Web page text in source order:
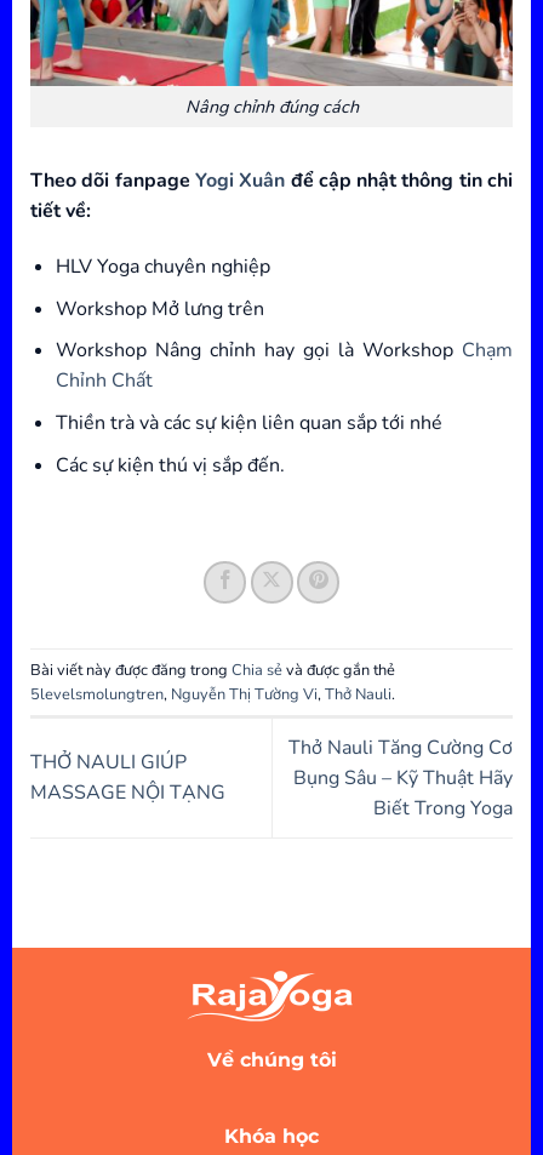
Nâng chỉnh đúng cách
Theo dõi fanpage Yogi Xuân để cập nhật thông tin chi
tiết về:
HLV Yoga chuyên nghiệp
Workshop Mở lưng trên
Workshop Nâng chỉnh hay gọi là Workshop Chạm
Chỉnh Chất
Thiền trà và các sự kiện liên quan sắp tới nhé
Các sự kiện thú vị sắp đến.
Bài viết này được đăng trong Chia sẻvà được gắn thẻ
5levelsmolungtren, Nguyễn Thị Tường Vi,Thở Nauli.
THỞ NAULI GIÚP
MASSAGE NỘI TẠNG
Thở Nauli Tăng Cường Cơ
Bụng Sâu – Kỹ Thuật Hãy
Biết Trong Yoga
Về chúng tôi
Khóa học